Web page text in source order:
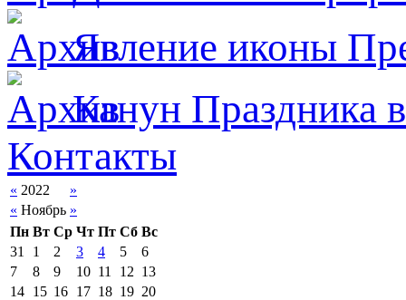
Явлeние иконы
Канун Праздника
Контакты
« 2022
»
« Ноябрь »
Пн Вт Ср Чт Пт Сб Вс
31
1 2 3 4 5
6
7
8 9 10 11 12 13
14 15 16 17 18 19 20